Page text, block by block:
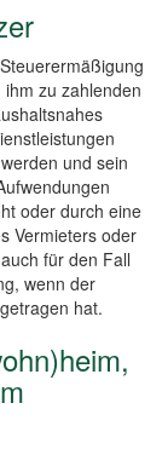
zu zahlenden
und sein
oder durch eine
Vermieters oder
für den Fall
wenn der
hat.